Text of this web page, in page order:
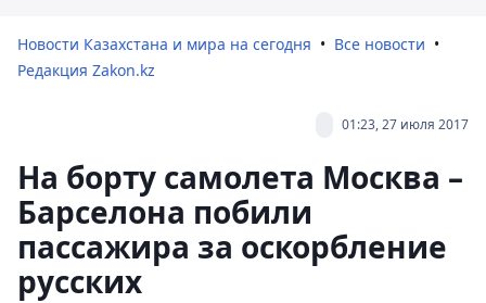
Новости Казахстана и мира на сегодня
Все новости
Редакция Zakon.kz
01:23, 27 июля 2017
На борту самолета Москва –
Барселона побили
пассажира за оскорбление
русских